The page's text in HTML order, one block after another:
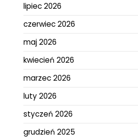
lipiec 2026
czerwiec 2026
maj 2026
kwiecień 2026
marzec 2026
luty 2026
styczeń 2026
grudzień 2025